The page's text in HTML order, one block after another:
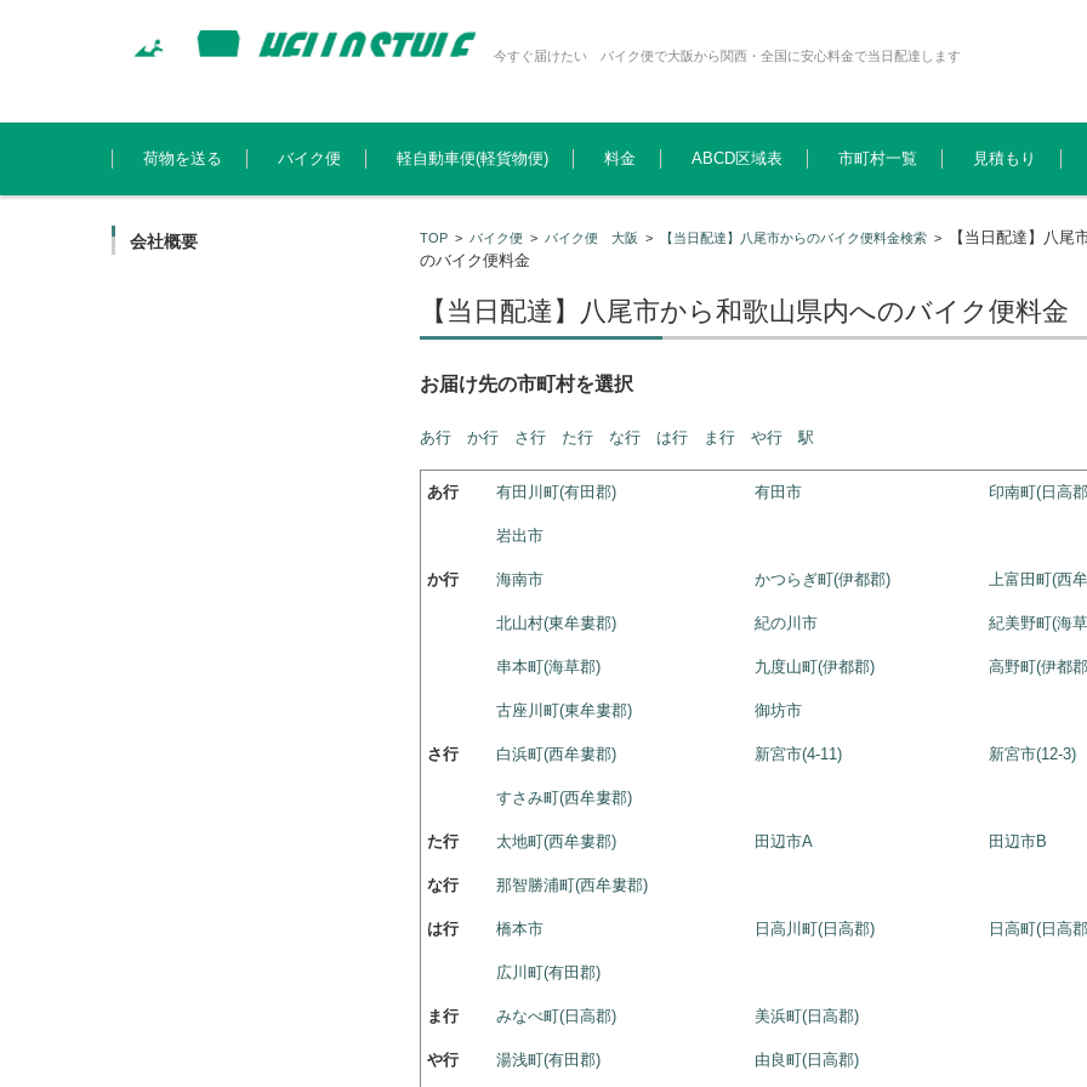
今すぐ届けたい バイク便で大阪から関西・全国に安心料金で当日配達します
コンテンツに移動
荷物を送る
バイク便 軽自動車便(軽貨物便) 料金 ABCD区域表 市町村一覧 見積もり
TOP > バイク便 > バイク便 大阪 > 【当日配達】八尾市からのバイク便料金検索 >
【当日配達】八尾
のバイク便料金
【当日配達】八尾市から和歌山県内へのバイク便料金
お届け先の市町村を選択
あ行 か行 さ行 た行 な行 は行 ま行 や行 駅
あ行 有田川町(有田郡) 有田市 印南町(日高
岩出市
か行 海南市 かつらぎ町(伊都郡) 上富田町(西
北山村(東牟婁郡) 紀の川市 紀美野町(海
串本町(海草郡) 九度山町(伊都郡) 高野町(伊都
古座川町(東牟婁郡) 御坊市
さ行 白浜町(西牟婁郡) 新宮市(4-11) 新宮市(12-3)
すさみ町(西牟婁郡)
た行 太地町(西牟婁郡) 田辺市A 田辺市B
な行 那智勝浦町(西牟婁郡)
は行 橋本市 日高川町(日高郡) 日高町(日高
広川町(有田郡)
ま行 みなべ町(日高郡) 美浜町(日高郡)
や行 湯浅町(有田郡) 由良町(日高郡)
会社概要